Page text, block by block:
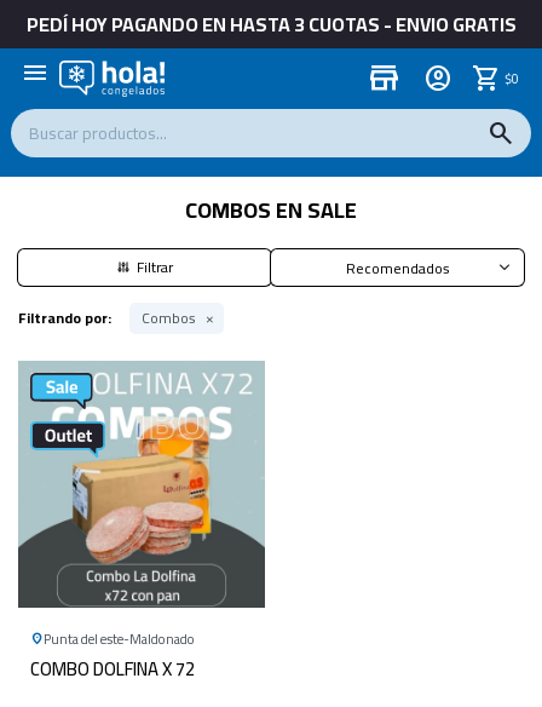
PEDÍ HOY PAGANDO EN HASTA 3 CUOTAS - ENVIO GRATIS
menu store $0
COMBOS EN SALE
Recomendados
Filtrando por:
Combos
Punta del este Maldonado
COMBO DOLFINA X 72